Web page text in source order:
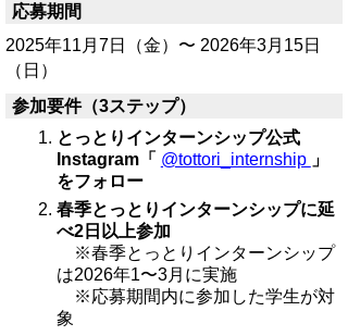
応募期間
2025年11月7日（金）〜 2026年3月15日
（日）
参加要件（3ステップ）
とっとりインターンシップ公式
Instagram「 @tottori_internship 」
をフォロー
春季とっとりインターンシップに延
べ2日以上参加
※春季とっとりインターンシップ
は2026年1〜3月に実施
※応募期間内に参加した学生が対
象